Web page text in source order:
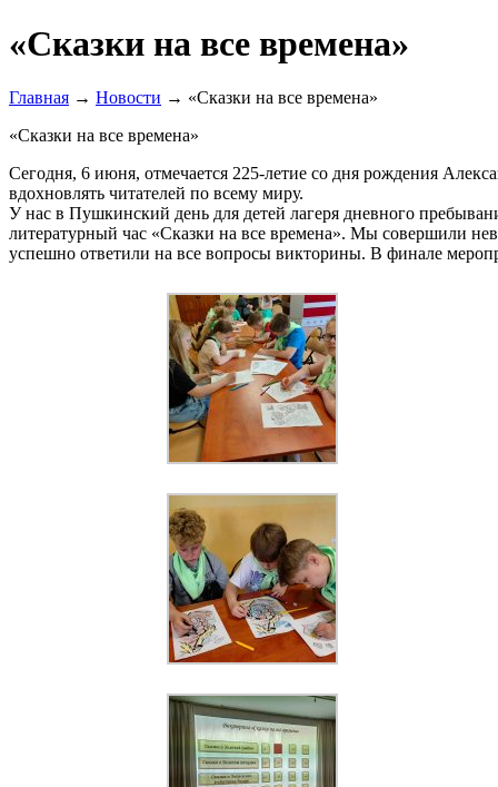
«Сказки на все времена»
Главная → Новости → «Сказки на все времена»
«Сказки на все времена»
Сегодня, 6 июня, отмечается 225-летие со дня рождения
вдохновлять читателей по всему миру.
У нас в Пушкинский день для детей лагеря дневного
литературный час «Сказки на все времена». Мы совершили
успешно ответили на все вопросы викторины. В финале